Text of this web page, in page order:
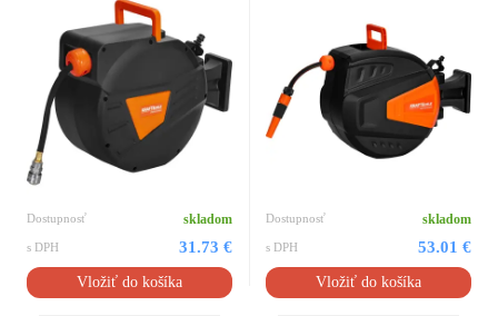
Dostupnosť skladom
s DPH 31.73 €
Vložiť do košíka
Dostupnosť skladom
s DPH 53.01 €
Vložiť do košíka